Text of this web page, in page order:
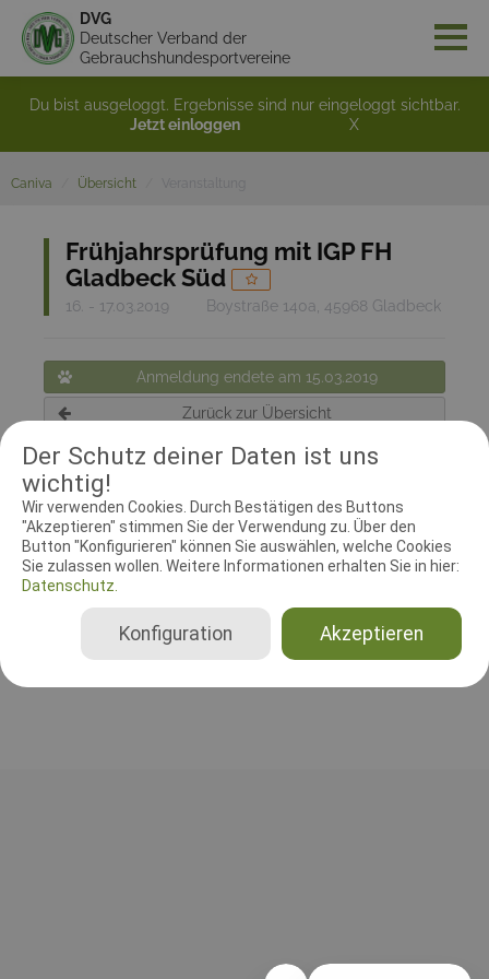
Der Schutz deiner Daten ist uns
wichtig!
Wir verwenden Cookies. Durch Bestätigen des Buttons
"Akzeptieren" stimmen Sie der Verwendung zu. Über den
Button "Konfigurieren" können Sie auswählen, welche Cookies
Sie zulassen wollen. Weitere Informationen erhalten Sie in hier:
Datenschutz.
Akzeptieren
Konfiguration
DVG
Deutscher Verband der
Gebrauchshundesportvereine
Du bist ausgeloggt. Ergebnisse sind nur eingeloggt sichtbar.
Jetzt einloggen
X
Caniva Übersicht
Frühjahrsprüfung mit IGP FH
Gladbeck Süd
16. - 17.03.2019 Boystraße 140a, 45968 Gladbeck
Anmeldung endete am 15.03.2019
Zurück zur Übersicht
RICHTER UND HELFER
Leistungsrichter
Peter Oesemann
Gesamt